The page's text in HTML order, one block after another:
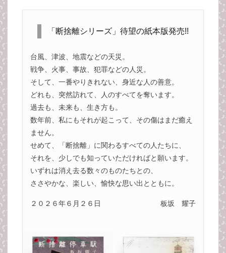
「断捨離シリーズ」待望の紙本版発売!!
台風、津波、地震などの天災。
戦争、火事、事故、犯罪などの人災。
そして、一番やりきれない、身近な人の善意。
どれも、突然訪れて、人のすべてを奪います。
過去も、未来も、生き方も。
数年前、私にもそれが起こって、その傷はまだ癒え
ません。
せめて、「断捨離」に関わるすべての人たちに、
それを、少しでも知っていただければと願います。
いずれは消え去る数々のものたちとの、
ささやかな、楽しい、愉快な思い出とともに。
２０２６年６月２６日 板坂 耀子